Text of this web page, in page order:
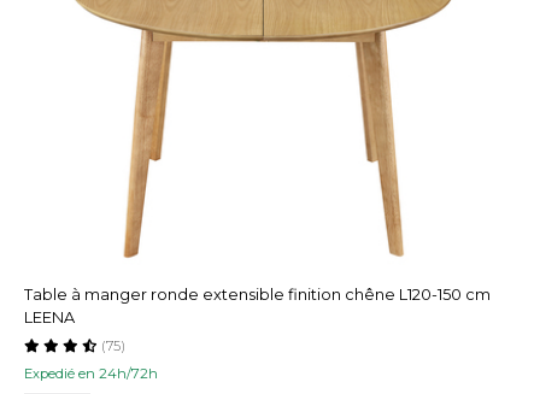
Table à manger ronde extensible finition chêne L120-150 cm
LEENA
Expedié en 24h/72h
(75)